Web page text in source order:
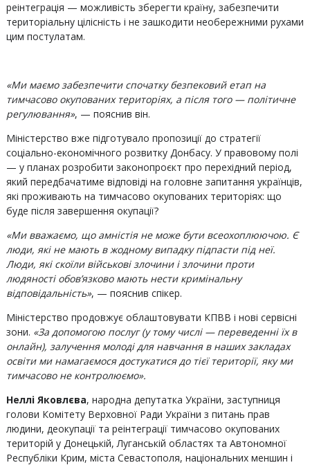
реінтеграція — можливість зберегти країну, забезпечити
територіальну цілісність і не зашкодити необережними рухами
цим постулатам.
«Ми маємо забезпечити спочатку безпековий етап на
тимчасово окупованих територіях, а після того — політичне
регулювання», — пояснив він.
Міністерство вже підготувало пропозиції до стратегії
соціально-економічного розвитку Донбасу. У правовому полі
— у планах розробити законопроєкт про перехідний період,
який передбачатиме відповіді на головне запитання українців,
які проживають на тимчасово окупованих територіях: що
буде після завершення окупації?
«Ми вважаємо, що амністія не може бути всеохоплюючою. Є
люди, які не мають в жодному випадку підпасти під неї.
Люди, які скоїли військові злочини і злочини проти
людяності обов’язково мають нести кримінальну
відповідальність», — пояснив спікер.
Міністерство продовжує облаштовувати КПВВ і нові сервісні
зони. «За допомогою послуг (у тому числі — переведенні їх в
онлайн), залучення молоді для навчання в наших закладах
освіти ми намагаємося достукатися до тієї території, яку ми
тимчасово не контролюємо».
Неллі Яковлєва, народна депутатка України, заступниця
голови Комітету Верховної Ради України з питань прав
людини, деокупації та реінтеграції тимчасово окупованих
територій у Донецькій, Луганській областях та Автономної
Республіки Крим, міста Севастополя, національних меншин і